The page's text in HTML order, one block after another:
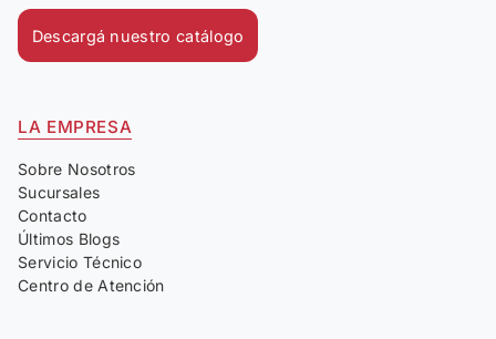
Descargá nuestro catálogo
LA EMPRESA
Sobre Nosotros
Sucursales
Contacto
Últimos Blogs
Servicio Técnico
Centro de Atención